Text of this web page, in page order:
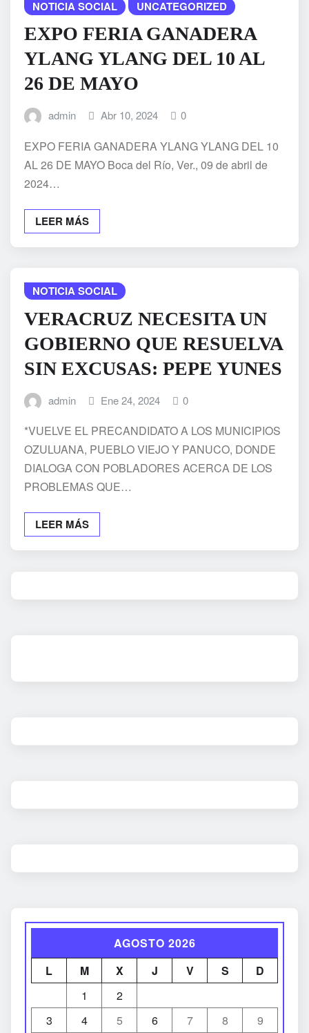
NOTICIA SOCIAL UNCATEGORIZED
EXPO FERIA GANADERA
YLANG YLANG DEL 10 AL
26 DE MAYO
admin Abr 10, 2024 0
EXPO FERIA GANADERA YLANG YLANG DEL 10
AL 26 DE MAYO Boca del Río, Ver., 09 de abril de
2024…
LEER MÁS
NOTICIA SOCIAL
VERACRUZ NECESITA UN
GOBIERNO QUE RESUELVA
SIN EXCUSAS: PEPE YUNES
admin Ene 24, 2024 0
*VUELVE EL PRECANDIDATO A LOS MUNICIPIOS
OZULUANA, PUEBLO VIEJO Y PANUCO, DONDE
DIALOGA CON POBLADORES ACERCA DE LOS
PROBLEMAS QUE…
LEER MÁS
AGOSTO 2026
L
M X J V S
D
1
2
3
4 5 6 7 8
9